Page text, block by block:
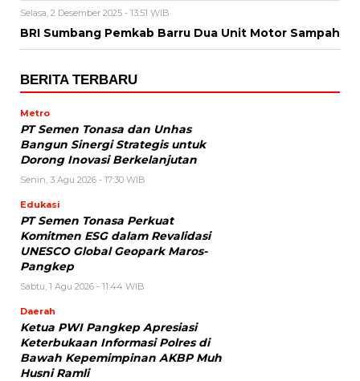
Selasa, 2 Desember 2025 - 13:51 WIB
BRI Sumbang Pemkab Barru Dua Unit Motor Sampah
BERITA TERBARU
Metro
PT Semen Tonasa dan Unhas
Bangun Sinergi Strategis untuk
Dorong Inovasi Berkelanjutan
Senin, 3 Agu 2026 - 17:30 WIB
Edukasi
PT Semen Tonasa Perkuat
Komitmen ESG dalam Revalidasi
UNESCO Global Geopark Maros-
Pangkep
Sabtu, 1 Agu 2026 - 11:44 WIB
Daerah
Ketua PWI Pangkep Apresiasi
Keterbukaan Informasi Polres di
Bawah Kepemimpinan AKBP Muh
Husni Ramli